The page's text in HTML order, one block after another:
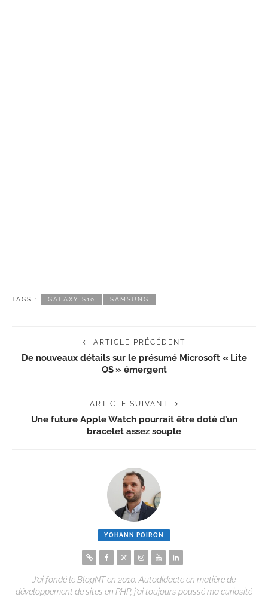
TAGS : GALAXY S10 SAMSUNG
ARTICLE PRÉCÉDENT
De nouveaux détails sur le présumé Microsoft « Lite
OS » émergent
ARTICLE SUIVANT
Une future Apple Watch pourrait être doté d’un
bracelet assez souple
YOHANN POIRON
J’ai fondé le BlogNT en 2010. Autodidacte en matière de
développement de sites en PHP, j’ai toujours poussé ma curiosité